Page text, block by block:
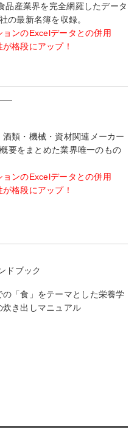
品産業界を完全網羅したデータ
の最新名簿を収録。
ョンのExcelデータとの併用
格段にアップ！
――
酒類・機械・資材関連メーカー
要をまとめた業界唯一のもの
ョンのExcelデータとの併用
格段にアップ！
ドブック
の「食」をテーマとした栄養学
炊き出しマニュアル